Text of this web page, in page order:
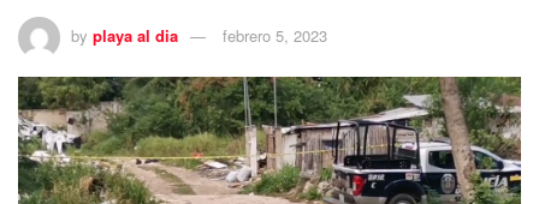
by playa al dia febrero 5, 2023